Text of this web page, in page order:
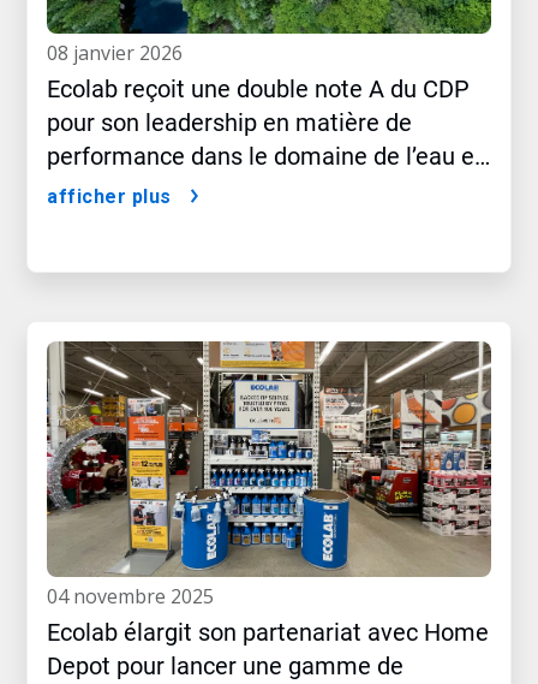
08 janvier 2026
Ecolab reçoit une double note A du CDP
pour son leadership en matière de
performance dans le domaine de l’eau et
du climat
afficher plus
04 novembre 2025
Ecolab élargit son partenariat avec Home
Depot pour lancer une gamme de